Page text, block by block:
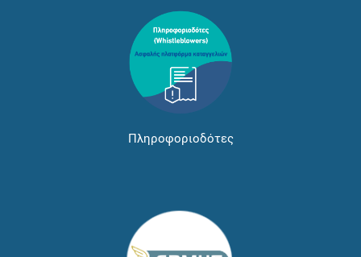
Πληροφοριοδότες